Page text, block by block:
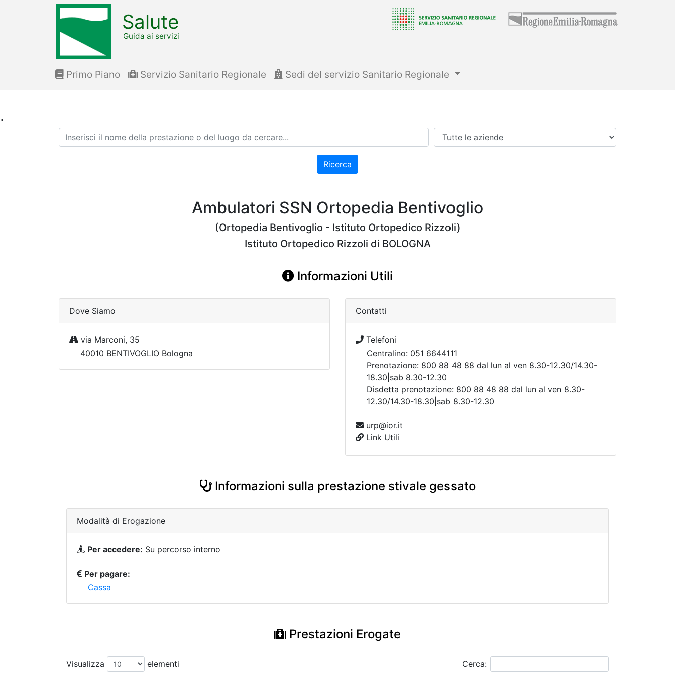
"
Salute
Guida ai servizi
Primo Piano Servizio Sanitario Regionale Sedi del servizio Sanitario Regionale
Ricerca Azienda
Ricerca
Ambulatori SSN Ortopedia Bentivoglio
(Ortopedia Bentivoglio - Istituto Ortopedico Rizzoli)
Istituto Ortopedico Rizzoli di BOLOGNA
Informazioni Utili
Dove Siamo
via Marconi, 35
40010 BENTIVOGLIO Bologna
Contatti
Telefoni
Centralino: 051 6644111
Prenotazione: 800 88 48 88 dal lun al ven 8.30-12.30/14.30-
18.30|sab 8.30-12.30
Disdetta prenotazione: 800 88 48 88 dal lun al ven 8.30-
12.30/14.30-18.30|sab 8.30-12.30
urp@ior.it
Link Utili
Informazioni sulla prestazione stivale gessato
Modalità di Erogazione
Per accedere: Su percorso interno
Per pagare:
Cassa
Prestazioni Erogate
Visualizza elementi Cerca: